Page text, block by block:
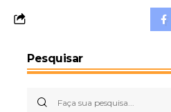
Pesquisar